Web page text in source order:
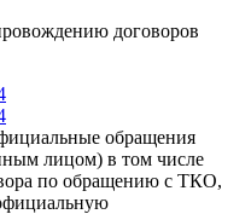
договоров
обращения
лицом) в том числе
по обращению с ТКО,